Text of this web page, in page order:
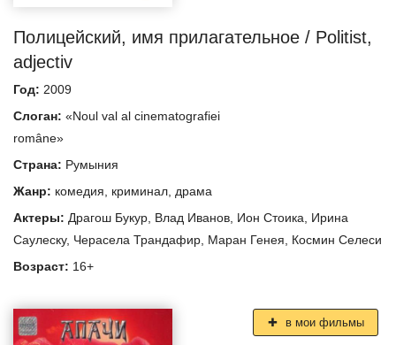
Полицейский, имя прилагательное / Politist,
adjectiv
Год: 2009
Слоган: «Noul val al cinematografiei
române»
Страна: Румыния
Жанр: комедия, криминал, драма
Актеры: Драгош Букур, Влад Иванов, Ион Стоика, Ирина
Саулеску, Черасела Трандафир, Маран Генея, Космин Селеси
Возраст: 16+
в мои фильмы